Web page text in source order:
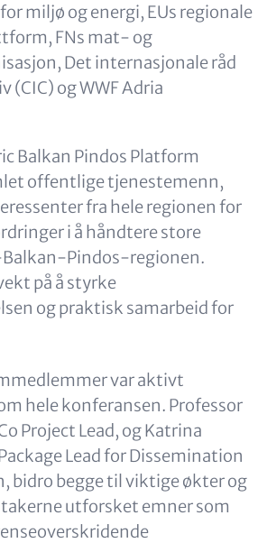
miljø og energi, EUs regionale
FNs mat- og
Det internasjonale råd
(CIC) og WWF Adria
Balkan Pindos Platform
offentlige tjenestemenn,
fra hele regionen for
i å håndtere store
Pindos-regionen.
på å styrke
og praktisk samarbeid for
var aktivt
hele konferansen. Professor
Project Lead, og Katrina
Lead for Dissemination
bidro begge til viktige økter og
utforsket emner som